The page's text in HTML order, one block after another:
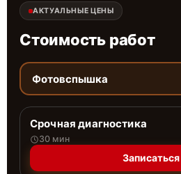
АКТУАЛЬНЫЕ ЦЕНЫ
Стоимость работ
Фотовспышка
Срочная диагностика
30 мин
Записаться